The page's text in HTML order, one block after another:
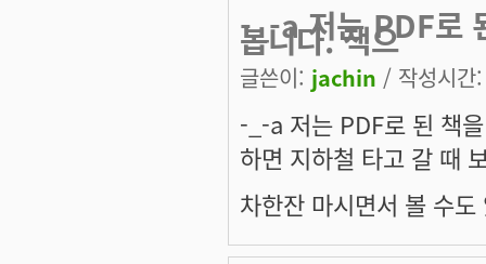
-_-a 저는 PDF로
봅니다. 책으
글쓴이: jachin / 작성시
-_-a 저는 PDF로 된 책
하면 지하철 타고 갈 때
차한잔 마시면서 볼 수